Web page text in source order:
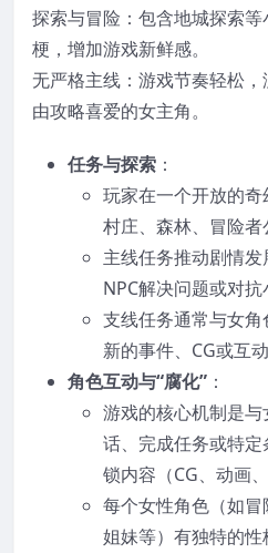
探索与冒险：包含地城探索
梗，增加游戏新鲜感。
无严格主线：游戏节奏轻松
由攻略喜爱的女主角。
任务与探索 ：
玩家在一个开放的
村庄、森林、冒险者
主线任务推动剧情
NPC解决问题或对抗
支线任务通常与女
新的事件、CG或互动
角色互动与“腐化” ：
游戏的核心机制是
话、完成任务或特定
锁内容（CG、动画、
每个女性角色（如
姐妹等）有独特的